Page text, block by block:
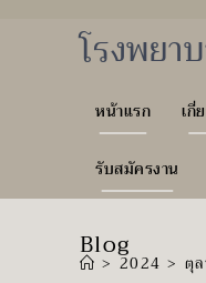
โรงพยา
หน้าแรก เกี่
รับสมัครงาน
Blog
> 2024 > ตุ